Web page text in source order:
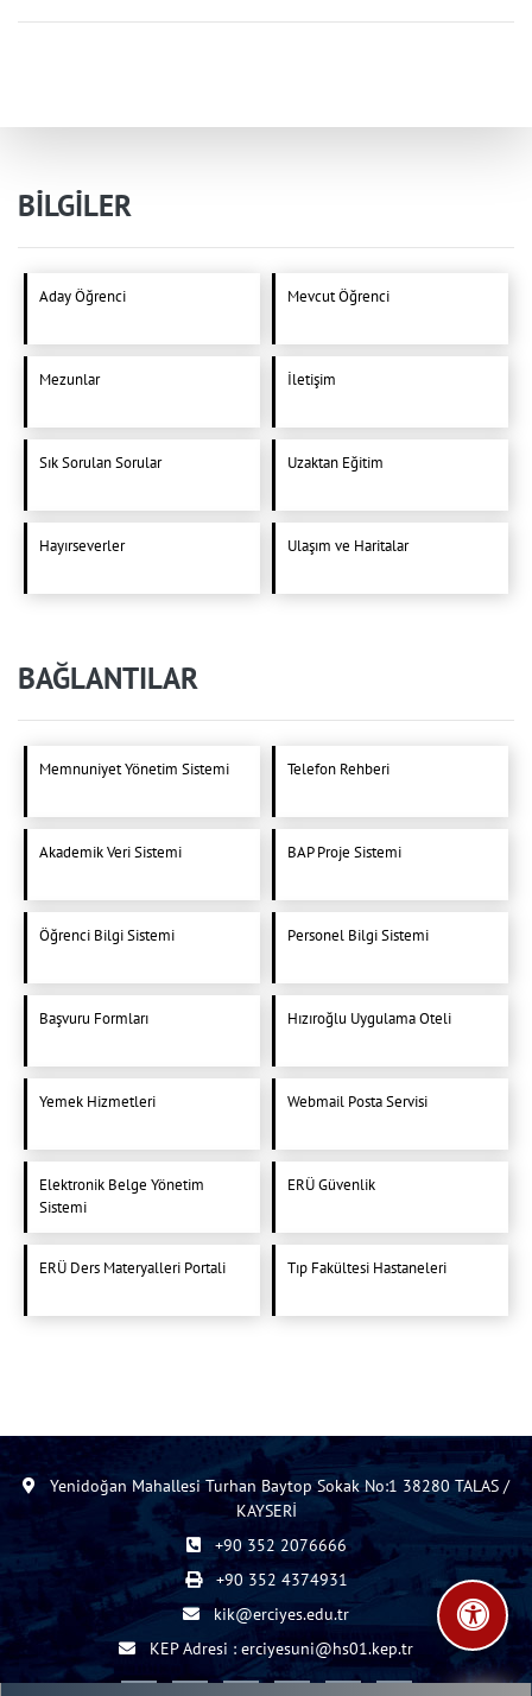
BİLGİLER
Aday Öğrenci Mevcut Öğrenci
Mezunlar İletişim
Sık Sorulan Sorular Uzaktan Eğitim
Hayırseverler Ulaşım ve Haritalar
BAĞLANTILAR
Memnuniyet Yönetim Sistemi Telefon Rehberi
Akademik Veri Sistemi BAP Proje Sistemi
Öğrenci Bilgi Sistemi Personel Bilgi Sistemi
Başvuru Formları Hızıroğlu Uygulama Oteli
Yemek Hizmetleri Webmail Posta Servisi
Elektronik Belge Yönetim
Sistemi
ERÜ Güvenlik
ERÜ Ders Materyalleri Portali Tıp Fakültesi Hastaneleri
Yenidoğan Mahallesi Turhan Baytop Sokak No:1 38280 TALAS /
KAYSERİ
+90 352 2076666
+90 352 4374931
kik@erciyes.edu.tr
KEP Adresi : erciyesuni@hs01.kep.tr